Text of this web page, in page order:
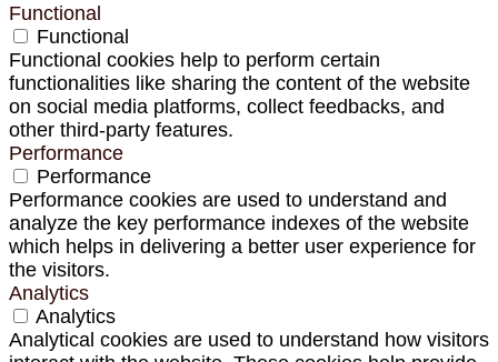
Functional
Functional
Functional cookies help to perform certain
functionalities like sharing the content of the website
on social media platforms, collect feedbacks, and
other third-party features.
Performance
Performance
Performance cookies are used to understand and
analyze the key performance indexes of the website
which helps in delivering a better user experience for
the visitors.
Analytics
Analytics
Analytical cookies are used to understand how visitors